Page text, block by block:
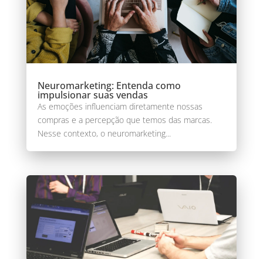
Neuromarketing: Entenda como
impulsionar suas vendas
As emoções influenciam diretamente nossas
compras e a percepção que temos das marcas.
Nesse contexto, o neuromarketing...